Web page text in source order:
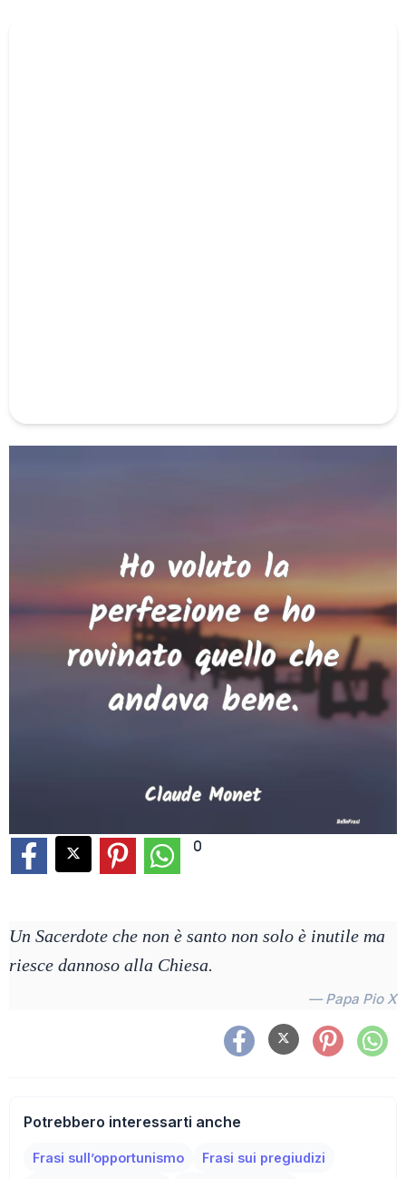
0
Un Sacerdote che non è santo non solo è inutile ma
riesce dannoso alla Chiesa.
— Papa Pio X
Potrebbero interessarti anche
Frasi sull’opportunismo
Frasi sui pregiudizi